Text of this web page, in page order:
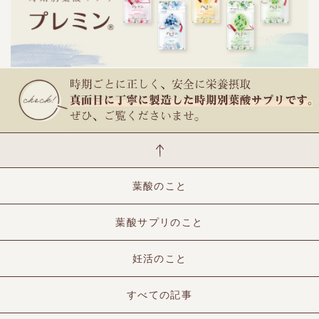
葉酸のこと
葉酸サプリのこと
妊活のこと
すべての記事